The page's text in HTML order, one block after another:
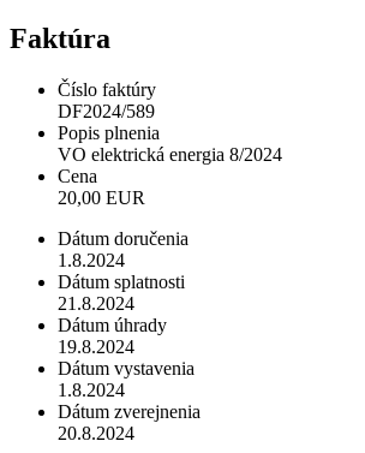
Faktúra
Číslo faktúry
DF2024/589
Popis plnenia
VO elektrická energia 8/2024
Cena
20,00 EUR
Dátum doručenia
1.8.2024
Dátum splatnosti
21.8.2024
Dátum úhrady
19.8.2024
Dátum vystavenia
1.8.2024
Dátum zverejnenia
20.8.2024